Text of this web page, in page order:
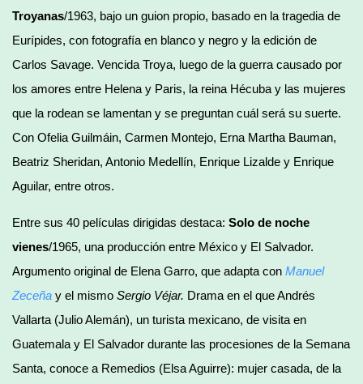
Troyanas/1963, bajo un guion propio, basado en la tragedia de
Eurípides, con fotografía en blanco y negro y la edición de
Carlos Savage. Vencida Troya, luego de la guerra causado por
los amores entre Helena y Paris, la reina Hécuba y las mujeres
que la rodean se lamentan y se preguntan cuál será su suerte.
Con Ofelia Guilmáin, Carmen Montejo, Erna Martha Bauman,
Beatriz Sheridan, Antonio Medellín, Enrique Lizalde y Enrique
Aguilar, entre otros.
Entre sus 40 películas dirigidas destaca: Solo de noche
vienes/1965, una producción entre México y El Salvador.
Argumento original de Elena Garro, que adapta con Manuel
Zeceña y el mismo Sergio Véjar. Drama en el que Andrés
Vallarta (Julio Alemán), un turista mexicano, de visita en
Guatemala y El Salvador durante las procesiones de la Semana
Santa, conoce a Remedios (Elsa Aguirre): mujer casada, de la